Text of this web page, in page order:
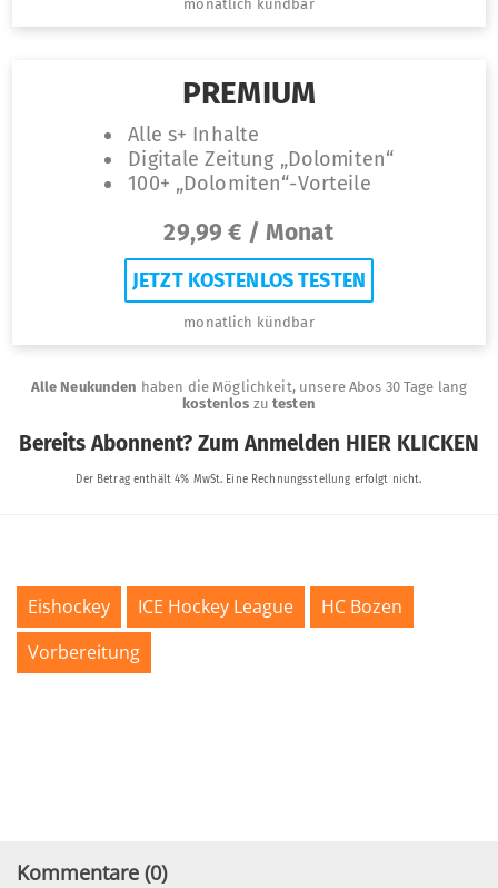
Eishockey ICE Hockey League
HC Bozen
Vorbereitung
Kommentare (0)